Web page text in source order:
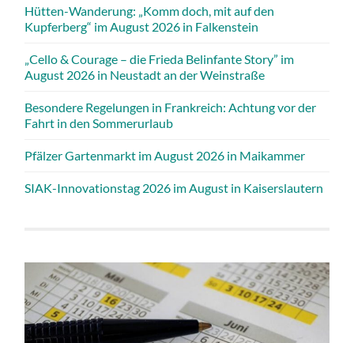
Hütten-Wanderung: „Komm doch, mit auf den
Kupferberg“ im August 2026 in Falkenstein
„Cello & Courage – die Frieda Belinfante Story” im
August 2026 in Neustadt an der Weinstraße
Besondere Regelungen in Frankreich: Achtung vor der
Fahrt in den Sommerurlaub
Pfälzer Gartenmarkt im August 2026 in Maikammer
SIAK-Innovationstag 2026 im August in Kaiserslautern